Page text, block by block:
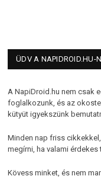
ÜDV A NAPIDROID.HU-
A NapiDroid.hu nem csak
foglalkozunk, és az
kütyüt igyekszünk
Minden nap friss
megírni, ha valami
Kövess minket, és nem